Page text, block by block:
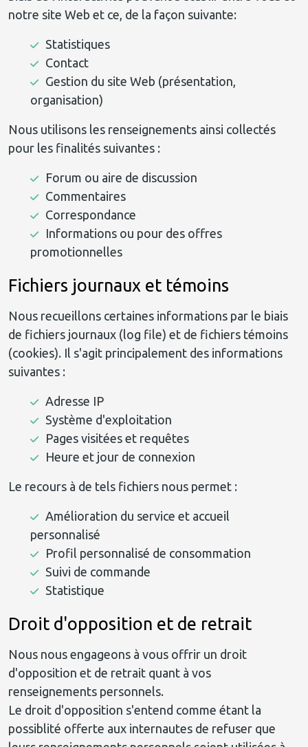
notre site Web et ce, de la façon suivante:
Statistiques
Contact
Gestion du site Web (présentation,
organisation)
Nous utilisons les renseignements ainsi collectés
pour les finalités suivantes :
Forum ou aire de discussion
Commentaires
Correspondance
Informations ou pour des offres
promotionnelles
Fichiers journaux et témoins
Nous recueillons certaines informations par le biais
de fichiers journaux (log file) et de fichiers témoins
(cookies). Il s'agit principalement des informations
suivantes :
Adresse IP
Système d'exploitation
Pages visitées et requêtes
Heure et jour de connexion
Le recours à de tels fichiers nous permet :
Amélioration du service et accueil
personnalisé
Profil personnalisé de consommation
Suivi de commande
Statistique
Droit d'opposition et de retrait
Nous nous engageons à vous offrir un droit
d'opposition et de retrait quant à vos
renseignements personnels.
Le droit d'opposition s'entend comme étant la
possiblité offerte aux internautes de refuser que